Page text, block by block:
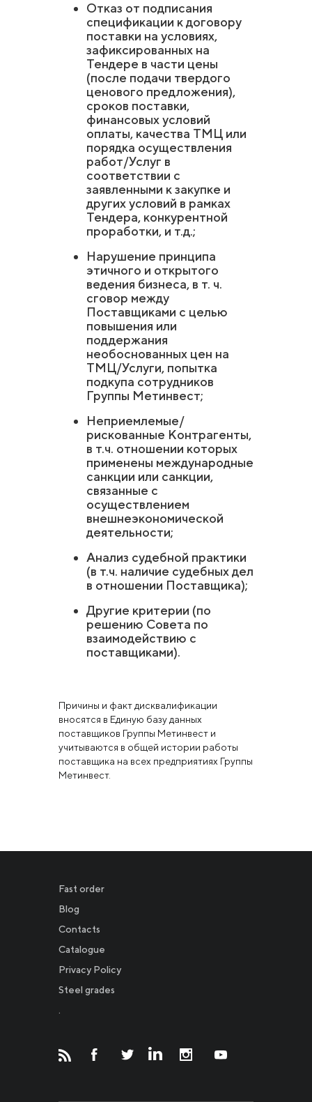
Отказ от подписания
спецификации к договору
поставки на условиях,
зафиксированных на
Тендере в части цены
(после подачи твердого
ценового предложения),
сроков поставки,
финансовых условий
оплаты, качества ТМЦ или
порядка осуществления
работ/Услуг в
соответствии с
заявленными к закупке и
других условий в рамках
Тендера, конкурентной
проработки, и т.д.;
Нарушение принципа
этичного и открытого
ведения бизнеса, в т. ч.
сговор между
Поставщиками с целью
повышения или
поддержания
необоснованных цен на
ТМЦ/Услуги, попытка
подкупа сотрудников
Группы Метинвест;
Неприемлемые/
рискованные Контрагенты,
в т.ч. отношении которых
применены международные
санкции или санкции,
связанные с
осуществлением
внешнеэкономической
деятельности;
Анализ судебной практики
(в т.ч. наличие судебных дел
в отношении Поставщика);
Другие критерии (по
решению Совета по
взаимодействию с
поставщиками).
Причины и факт дисквалификации
вносятся в Единую базу данных
поставщиков Группы Метинвест и
учитываются в общей истории работы
поставщика на всех предприятиях Группы
Метинвест.
Fast order
Blog
Contacts
Catalogue
Privacy Policy
Steel grades
.
Новости
Инвесторам